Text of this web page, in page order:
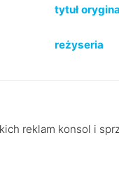
tytuł
reżyseria
reklam konsol i